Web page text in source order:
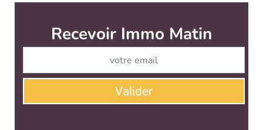
Recevoir Immo Matin
Valider